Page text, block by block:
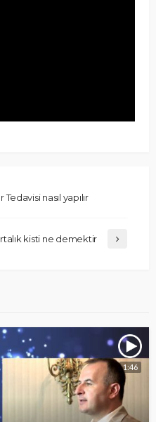
nasıl yapılır
kisti ne demektir
1:46